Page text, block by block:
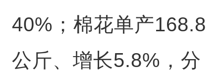
40%；棉花单产168.8
公斤、增长5.8%，分